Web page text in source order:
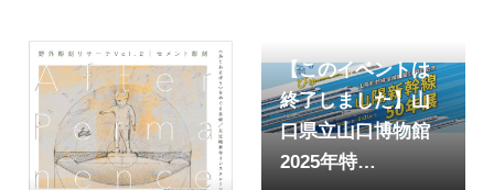
るストーリーが描かれる絵
本作家・宮西達也の魅力的
な作品の世界を紹介しま
す！『にゃーご』や『おと
うさんはウルトラマン』な
どの人気絵本原画に加え、
示では、室町時代末期に活
動した雪舟流の画人たちの
作品をご紹介します。
【このイベントは
終了しました】山
口県立山口博物館
2025年特…